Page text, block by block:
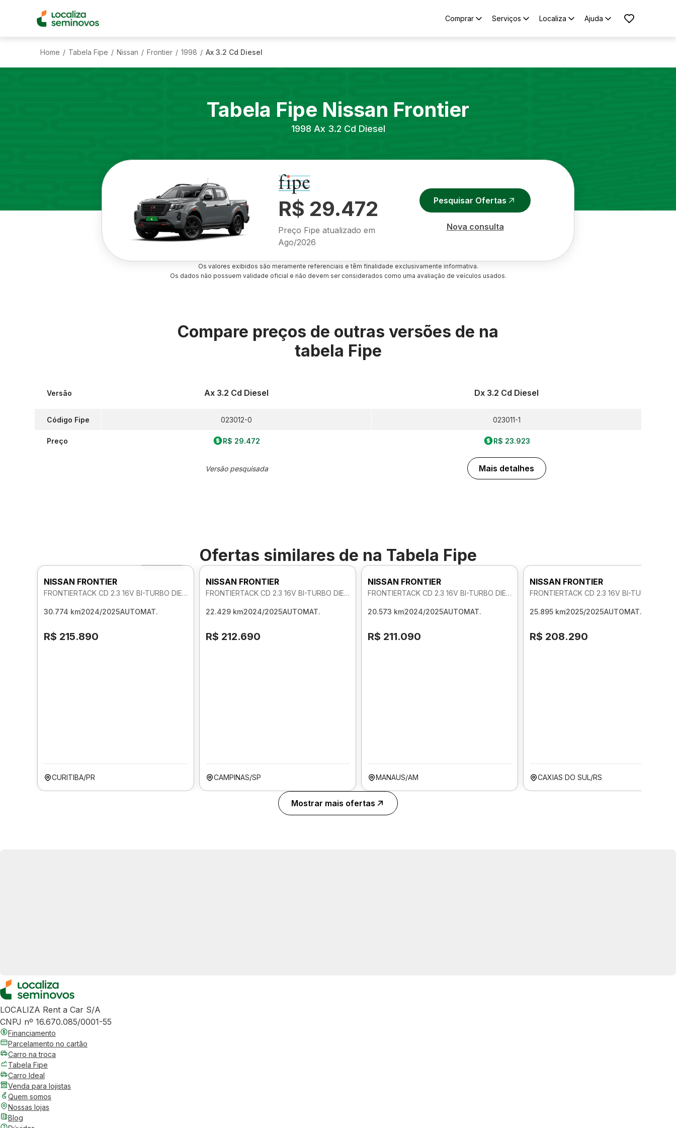
Comprar Serviços Localiza Ajuda
Home / Tabela Fipe / Nissan / Frontier / 1998 / Ax 3.2 Cd Diesel
Tabela Fipe Nissan Frontier
1998 Ax 3.2 Cd Diesel
R$ 29.472
Preço Fipe atualizado em
Ago/2026
Pesquisar Ofertas
Nova consulta
Os valores exibidos são meramente referenciais e têm finalidade exclusivamente informativa.
Os dados não possuem validade oficial e não devem ser considerados como uma avaliação de veículos usados.
Compare preços de outras versões de na
tabela Fipe
Versão
Código Fipe
Preço
Ax 3.2 Cd Diesel
023012-0
R$ 29.472
Versão pesquisada
Dx 3.2 Cd Diesel
023011-1
R$ 23.923
Mais detalhes
Ofertas similares de na Tabela Fipe
NISSAN FRONTIER
FRONTIERTACK CD 2.3 16V BI-TURBO DIE 4X4 AUTOMATICO
30.774 km2024/2025AUTOMAT.
R$ 215.890
CURITIBA/PR
NISSAN FRONTIER
FRONTIERTACK CD 2.3 16V BI-TURBO DIE 4X4 AUTOMATICO
22.429 km2024/2025AUTOMAT.
R$ 212.690
CAMPINAS/SP
NISSAN FRONTIER
FRONTIERTACK CD 2.3 16V BI-TURBO DIE 4X4 AUTOMATICO
20.573 km2024/2025AUTOMAT.
R$ 211.090
MANAUS/AM
NISSAN FRONTIER
25.895 km2025/2025AUTOMAT.
R$ 208.290
CAXIAS DO SUL/RS
Mostrar mais ofertas
LOCALIZA Rent a Car S/A
CNPJ nº 16.670.085/0001-55
Financiamento
Parcelamento no cartão
Carro na troca
Tabela Fipe
Carro Ideal
Venda para lojistas
Quem somos
Nossas lojas
Blog